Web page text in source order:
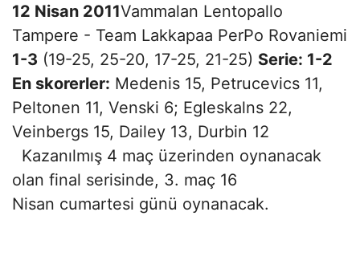
12 Nisan 2011Vammalan Lentopallo
Tampere - Team Lakkapaa PerPo Rovaniemi
1-3 (19-25, 25-20, 17-25, 21-25) Serie: 1-2
En skorerler: Medenis 15, Petrucevics 11,
Peltonen 11, Venski 6; Egleskalns 22,
Veinbergs 15, Dailey 13, Durbin 12
Kazanılmış 4 maç üzerinden oynanacak
olan final serisinde, 3. maç 16
Nisan cumartesi günü oynanacak.